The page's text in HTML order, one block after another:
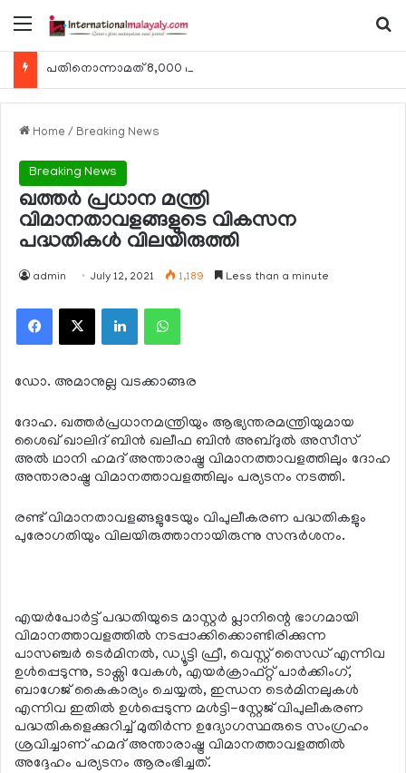
Menu
Home / Breaking News
Breaking News
ഖത്തര്‍ പ്രധാന മന്ത്രി
വിമാനതാവളങ്ങളുടെ വികസന
പദ്ധതികള്‍ വിലയിരുത്തി
admin July 12, 2021 1,189 Less than a minute
Facebook
X LinkedInWhatsApp
ഡോ. അമാനുല്ല വടക്കാങ്ങര
ദോഹ. ഖത്തര്‍പ്രധാനമന്ത്രിയും ആഭ്യന്തരമന്ത്രിയുമായ
ശൈഖ് ഖാലിദ് ബിന്‍ ഖലീഫ ബിന്‍ അബ്ദുല്‍ അസീസ്
അല്‍ ഥാനി ഹമദ് അന്താരാഷ്ട്ര വിമാനത്താവളത്തിലും ദോഹ
അന്താരാഷ്ട്ര വിമാനത്താവളത്തിലും പര്യടനം നടത്തി.
രണ്ട് വിമാനതാവളങ്ങളുടേയും വിപുലീകരണ പദ്ധതികളും
പുരോഗതിയും വിലയിരുത്താനായിരുന്നു സന്ദര്‍ശനം.
എയര്‍പോര്‍ട്ട് പദ്ധതിയുടെ മാസ്റ്റര്‍ പ്ലാനിന്റെ ഭാഗമായി
വിമാനത്താവളത്തില്‍ നടപ്പാക്കിക്കൊണ്ടിരിക്കുന്ന
പാസഞ്ചര്‍ ടെര്‍മിനല്‍, ഡ്യൂട്ടി ഫ്രീ, വെസ്റ്റ് സൈഡ് എന്നിവ
ഉള്‍പ്പെടുന്നു, ടാക്സി വേകള്‍, എയര്‍ക്രാഫ്റ്റ് പാര്‍ക്കിംഗ്,
ബാഗേജ് കൈകാര്യം ചെയ്യല്‍, ഇന്ധന ടെര്‍മിനലുകള്‍
എന്നിവ ഇതില്‍ ഉള്‍പ്പെടുന്ന മള്‍ട്ടി-സ്റ്റേജ് വിപുലീകരണ
പദ്ധതികളെക്കുറിച്ച് മുതിര്‍ന്ന ഉദ്യോഗസ്ഥരുടെ സംഗ്രഹം
ശ്രവിച്ചാണ് ഹമദ് അന്താരാഷ്ട്ര വിമാനത്താവളത്തില്‍
അദ്ദേഹം പര്യടനം ആരംഭിച്ചത്.